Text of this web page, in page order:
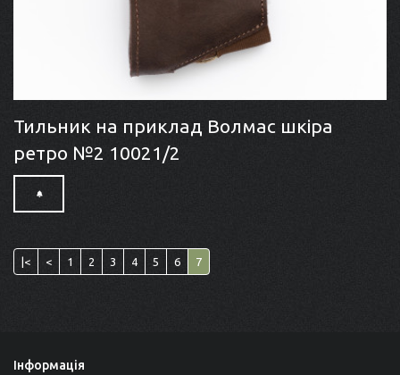
Тильник на приклад Волмас шкіра
ретро №2 10021/2
|< < 1 2 3 4 5 6 7
Інформація